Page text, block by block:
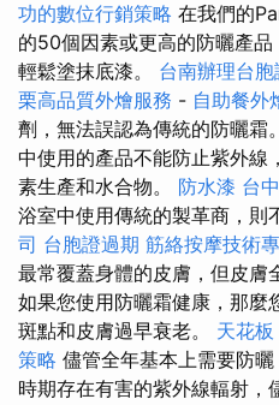
功的數位行銷策略 在我們的
的50個因素或更高的防曬產
輕鬆塗抹底漆。 台南辦理台胞
栗高品質外燴服務 - 自助餐外
劑，無法誤認為傳統的防曬霜
中使用的產品不能防止紫外線
素生產和水合物。 防水漆 台
浴室中使用傳統的製革商，則
司 台胞證過期 筋絡按摩技術
最常覆蓋身體的皮膚，但皮膚
如果您使用防曬霜健康，那麼
斑點和皮膚過早衰老。 天花
策略 儘管全年基本上需要防
時期存在有害的紫外線輻射，